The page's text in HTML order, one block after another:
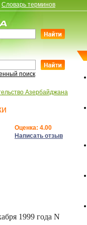
Словарь терминов
поиск
Азербайджана
Оценка: 4.00
Написать отзыв
1999 года N